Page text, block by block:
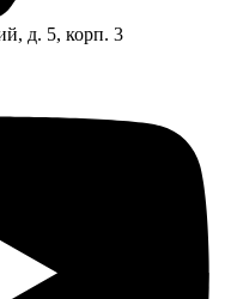
д. 5, корп. 3